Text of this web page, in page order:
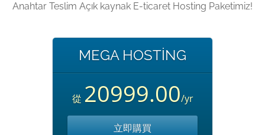
Anahtar Teslim Açık kaynak E-ticaret Hosting Paketimiz!
MEGA HOSTİNG
從 20999.00/yr
立即購買